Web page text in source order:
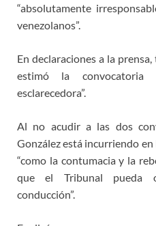
“absolutamente
venezolanos”.
En declaraciones a la
estimó la
esclarecedora”.
Al no acudir a las dos
González está incurriendo
“como la contumacia y la
que el Tribunal pueda
conducción”.